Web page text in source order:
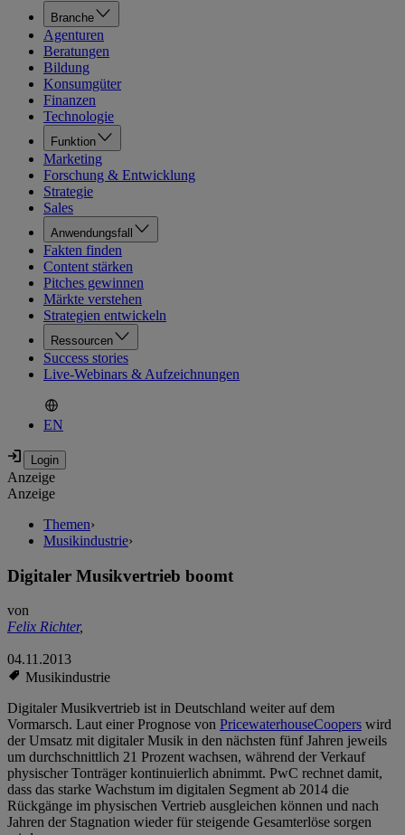
Branche
Agenturen
Beratungen
Bildung
Konsumgüter
Finanzen
Technologie
Funktion
Marketing
Forschung & Entwicklung
Strategie
Sales
Anwendungsfall
Fakten finden
Content stärken
Pitches gewinnen
Märkte verstehen
Strategien entwickeln
Ressourcen
Success stories
Live-Webinars & Aufzeichnungen
EN
Anzeige
Anzeige
Themen›
Musikindustrie›
Digitaler Musikvertrieb boomt
von
Felix Richter,
04.11.2013
Musikindustrie
Digitaler Musikvertrieb ist in Deutschland weiter auf dem
Vormarsch. Laut einer Prognose von PricewaterhouseCoopers wird
der Umsatz mit digitaler Musik in den nächsten fünf Jahren jeweils
um durchschnittlich 21 Prozent wachsen, während der Verkauf
physischer Tonträger kontinuierlich abnimmt. PwC rechnet damit,
dass das starke Wachstum im digitalen Segment ab 2014 die
Rückgänge im physischen Vertrieb ausgleichen können und nach
Jahren der Stagnation wieder für steigende Gesamterlöse sorgen